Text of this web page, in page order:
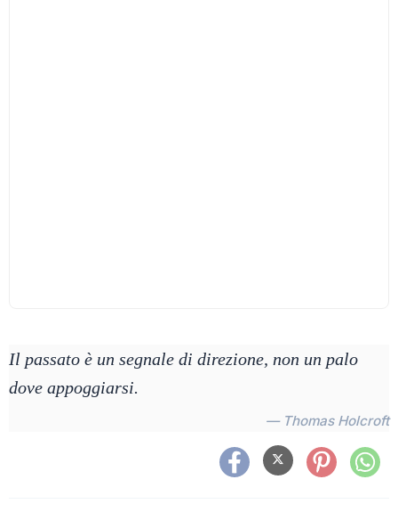
Il passato è un segnale di direzione, non un palo
dove appoggiarsi.
— Thomas Holcroft